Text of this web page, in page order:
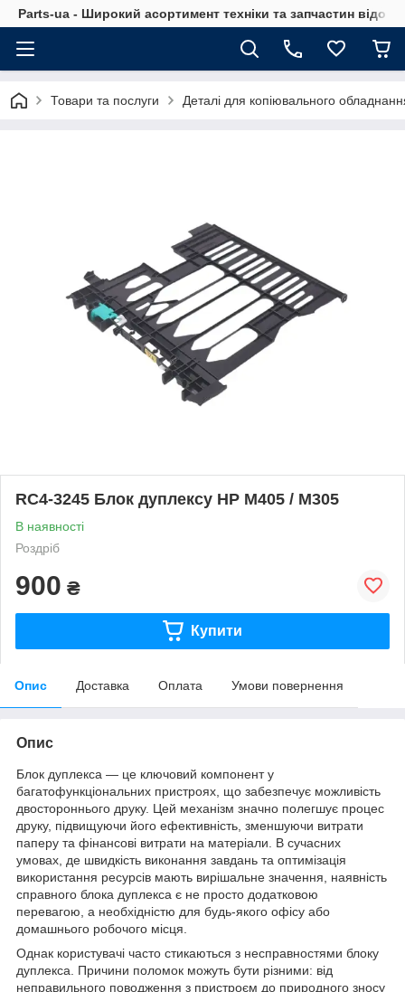
Parts-ua - Широкий асортимент техніки та запчастин
Товари та послуги Деталі для копіювального
RC4-3245 Блок дуплексу HP M405 / M305
В наявності
Роздріб
900 ₴
Купити
Опис Доставка Оплата Умови повернення
Опис
Блок дуплекса — це ключовий компонент у
багатофункціональних пристроях, що забезпечує можливість
двостороннього друку. Цей механізм значно полегшує процес
друку, підвищуючи його ефективність, зменшуючи витрати
паперу та фінансові витрати на матеріали. В сучасних
умовах, де швидкість виконання завдань та оптимізація
використання ресурсів мають вирішальне значення, наявність
справного блока дуплекса є не просто додатковою
перевагою, а необхідністю для будь-якого офісу або
домашнього робочого місця.
Однак користувачі часто стикаються з несправностями блоку
дуплекса. Причини поломок можуть бути різними: від
неправильного поводження з пристроєм до природного зносу